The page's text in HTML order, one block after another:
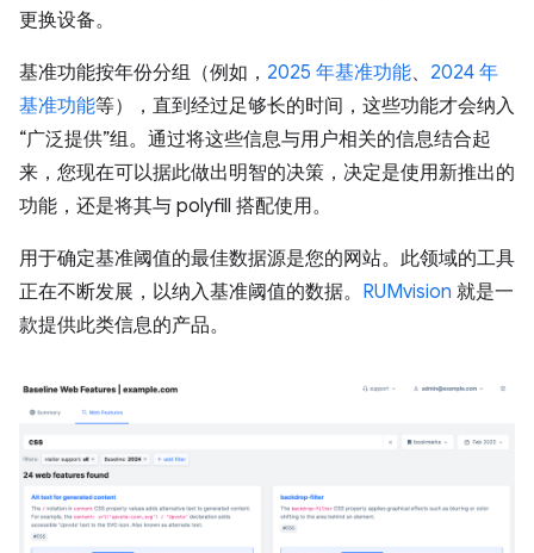
更换设备。
基准功能按年份分组（例如， 2025 年基准功能、 2024 年
基准功能等），直到经过足够长的时间，这些功能才会纳入
“广泛提供”组。通过将这些信息与用户相关的信息结合起
来，您现在可以据此做出明智的决策，决定是使用新推出的
功能，还是将其与 polyfill 搭配使用。
用于确定基准阈值的最佳数据源是您的网站。此领域的工具
正在不断发展，以纳入基准阈值的数据。 RUMvision 就是一
款提供此类信息的产品。